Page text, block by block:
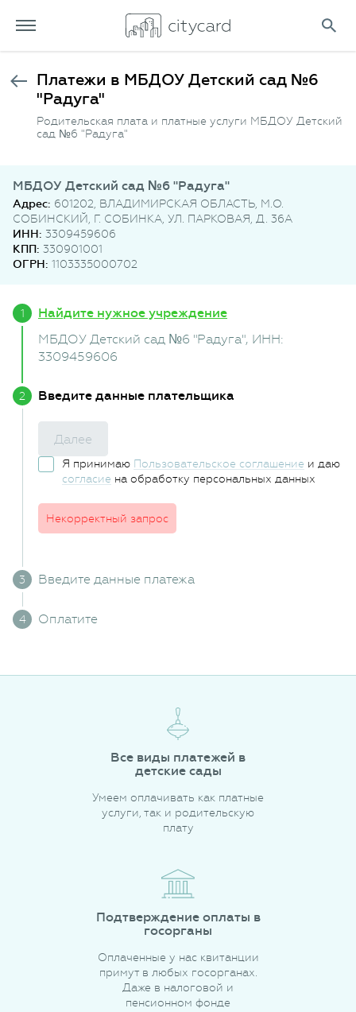
Платежи в МБДОУ Детский сад №6
"Радуга"
Родительская плата и платные услуги МБДОУ Детский
сад №6 "Радуга"
МБДОУ Детский сад №6 "Радуга"
Адрес: 601202, ВЛАДИМИРСКАЯ ОБЛАСТЬ, М.О.
СОБИНСКИЙ, Г. СОБИНКА, УЛ. ПАРКОВАЯ, Д. 36А
ИНН: 3309459606
КПП: 330901001
ОГРН: 1103335000702
Найдите нужное учреждение
МБДОУ Детский сад №6 "Радуга", ИНН:
3309459606
Введите данные плательщика
Далее
Я принимаю Пользовательское соглашение и даю
согласие на обработку персональных данных
Некорректный запрос
Введите данные платежа
Оплатите
Все виды платежей в
детские сады
Умеем оплачивать как платные
услуги, так и родительскую
плату
Подтверждение оплаты в
госорганы
Оплаченные у нас квитанции
примут в любых госорганах.
Даже в налоговой и
пенсионном фонде